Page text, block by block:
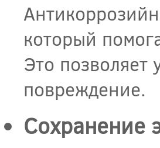
который
Это позволяет
повреждение.
Сохранение